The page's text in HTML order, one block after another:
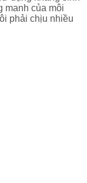
manh của môi
phải chịu nhiều